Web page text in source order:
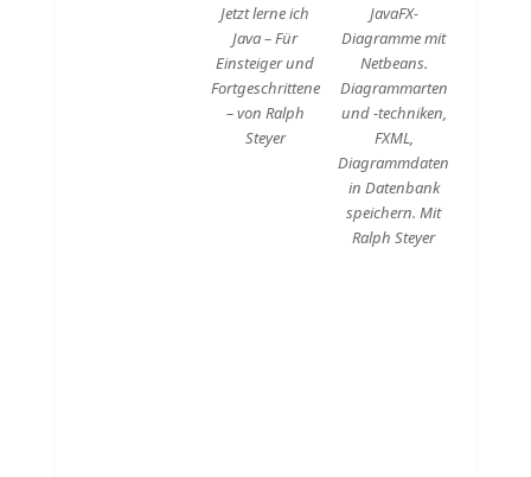
Jetzt lerne ich
Java – Für
Einsteiger und
Fortgeschrittene
– von Ralph
Steyer
JavaFX-
Diagramme mit
Netbeans.
Diagrammarten
und -techniken,
FXML,
Diagrammdaten
in Datenbank
speichern. Mit
Ralph Steyer